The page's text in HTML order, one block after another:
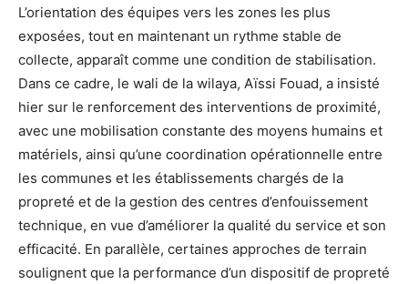
L’orientation des équipes vers les zones les plus
exposées, tout en maintenant un rythme stable de
collecte, apparaît comme une condition de stabilisation.
Dans ce cadre, le wali de la wilaya, Aïssi Fouad, a insisté
hier sur le renforcement des interventions de proximité,
avec une mobilisation constante des moyens humains et
matériels, ainsi qu’une coordination opérationnelle entre
les communes et les établissements chargés de la
propreté et de la gestion des centres d’enfouissement
technique, en vue d’améliorer la qualité du service et son
efficacité. En parallèle, certaines approches de terrain
soulignent que la performance d’un dispositif de propreté